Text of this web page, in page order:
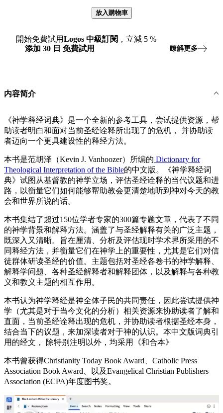
放入購物車
開始免費試用Logos 中級訂閱 ，立減 5 %
添加 30 日 免費試用 瞭解更多
内容简介
《神学释经词典》是一个全新的参考工具，尝试提供资源，帮
助读者明白和面对当前圣经诠释所出现了的危机， 并协助读
者迈向一个更具建设性的释经方法。
本书是范胡泽（Kevin J. Vanhoozer）所编的 Dictionary for
Theological Interpretation of the Bible的中文版。《神学释经词
典》试图从基督教的神学立场，评估圣经诠释的当代议题和进
路，以衡量它们如何能够帮助教会更清楚地听到神对今天的教
会和世界所说的话。
本书集结了超过150位学者专家的300篇专题文章，代表了不同
的神学背景和解释方法。涵盖了与圣经解释有关的广泛主题，
既深入又清晰。旨在厘清、分析及评估现时学术界所采用的不
同释经方法，并衡量它们在神学上的重要性，尤其是它们对信
徒群体研读圣经的价值。主题包括对圣经各卷书的神学解释、
解释学问题、各种圣经解释者和解释团体，以及解释与各种教
义和教义主题的相互作用。
本书认为神学释经是神全体子民的共同责任，因此尝试提供神
学（尤其是对于当今文化的分析）相关资源来协助读者了解和
直面，当前圣经诠释出现的危机，并协助读者根据圣经本身，
结合当下的议题，来加深读者对于神的认识。本中文版词典引
用的经文， 除特别注明以外，均采用《和合本》
本书曾获得Christianity Today Book Award、Catholic Press
Association Book Award、以及Evangelical Christian Publishers
Association (ECPA)年度图书奖。